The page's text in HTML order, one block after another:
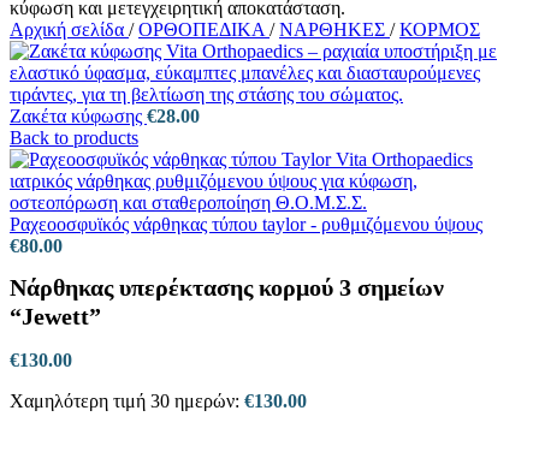
Αρχική σελίδα / ΟΡΘΟΠΕΔΙΚΑ / ΝΑΡΘΗΚΕΣ / ΚΟΡΜΟΣ
Ζακέτα κύφωσης €28.00
Back to products
Ραχεοοσφυϊκός νάρθηκας τύπου taylor - ρυθμιζόμενου ύψους
€80.00
Νάρθηκας υπερέκτασης κορμού 3 σημείων
“Jewett”
€130.00
Χαμηλότερη τιμή 30 ημερών: €130.00